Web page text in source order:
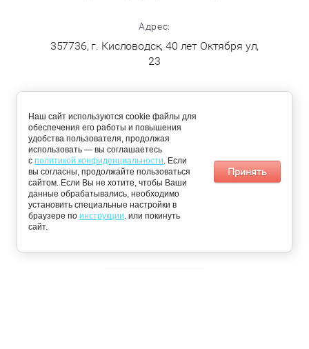
📩 Получить персональное предложение
Адрес:
357736, г. Кисловодск, 40 лет Октября ул,
23
ДОСТАВКА
По Кисловодску:
понедельник,
среда, четверг
Ессентуки и
Минеральные
воды: вторник и
пятница
© 2026 «Чистый Сервис»
Наш сайт используются cookie файлы для
обеспечения его работы и повышения
удобства пользователя, продолжая
использовать — вы соглашаетесь
с политикой конфиденциальности. Если
вы согласны, продолжайте пользоваться
сайтом. Если Вы не хотите, чтобы Ваши
данные обрабатывались, необходимо
установить специальные настройки в
браузере по инструкции. или покинуть
сайт.
Принять